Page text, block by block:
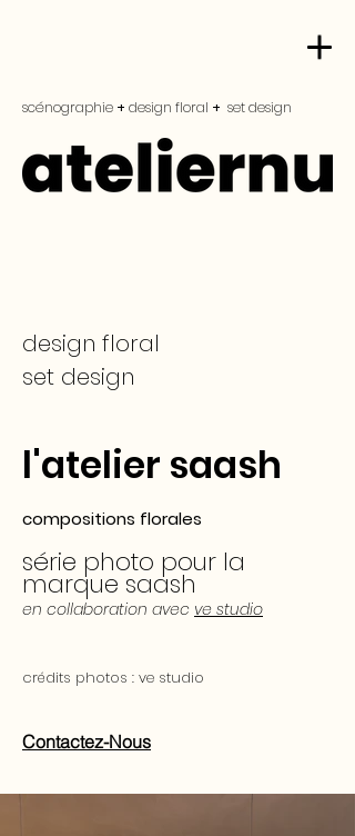
scénographie + design floral + set design
design floral
set design
l'atelier saash
compositions florales
série photo pour la
marque saash
en collaboration avec ve studio
crédits photos : ve studio
Contactez-Nous